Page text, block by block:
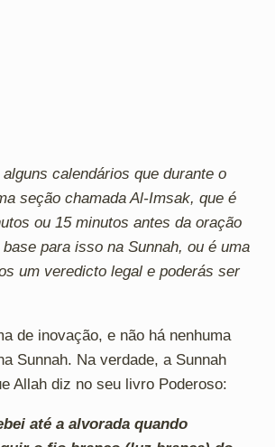
calendários que durante o
seção chamada Al-Imsak, que é
ou 15 minutos antes da oração
para isso na Sunnah, ou é uma
um veredicto legal e poderás ser
de inovação, e não há nenhuma
Sunnah. Na verdade, a Sunnah
Allah diz no seu livro Poderoso:
até a alvorada quando